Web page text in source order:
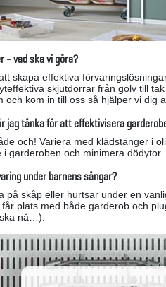
– vad ska vi göra?
skapa effektiva
skjutdörrar från golv till
och kom in till oss så hjälper vi dig
jag tänka för att effektivisera
och! Variera med klädstänger i
garderoben och minimera dödytor.
under barnens sängar?
på skåp eller hurtsar under en
plats med både garderob och
nå…).